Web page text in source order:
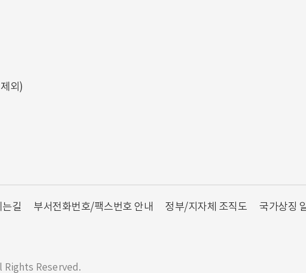
외)
는길 부서전화번호/팩스번호 안내 정부/지자체 조직도 국가상징
Reserved.